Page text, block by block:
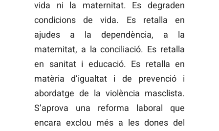
vida ni la maternitat. Es degraden
condicions de vida. Es retalla en
ajudes a la dependència, a la
maternitat, a la conciliació. Es retalla
en sanitat i educació. Es retalla en
matèria d’igualtat i de prevenció i
abordatge de la violència masclista.
S’aprova una reforma laboral que
encara exclou més a les dones del